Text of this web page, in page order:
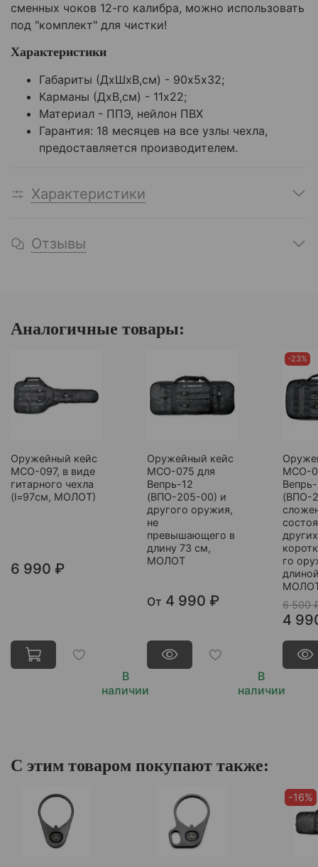
сменных чоков 12-го калибра, можно использовать
под "комплект" для чистки!
Характеристики
Габариты (ДхШхВ,см) - 90х5х32;
Карманы (ДхВ,см) - 11х22;
Материал - ППЭ, нейлон ПВХ
Гарантия: 18 месяцев на все узлы чехла,
предоставляется производителем.
Характеристики
Отзывы
Аналогичные товары:
Оружейный кейс
МСО-097, в виде
гитарного чехла
(l=97см, МОЛОТ)
В
наличии
6 990 ₽
Оружейный кейс
МСО-075 для
Вепрь-12
(ВПО-205-00) и
другого оружия,
не
превышающего в
длину 73 см,
МОЛОТ
В
наличии
От 4 990 ₽
-23%
МСО-
(ВПО-
го
6 500
4
С этим товаром покупают также:
-16%